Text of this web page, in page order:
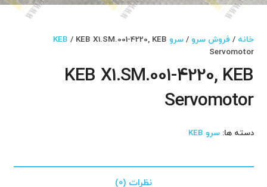
خانه / فروش سرو /سرو KEB / KEB X1.SM.001-4220, KEB
Servomotor
KEB X1.SM.001-4220, KEB
Servomotor
دسته ها:سرو KEB
نظرات (0)